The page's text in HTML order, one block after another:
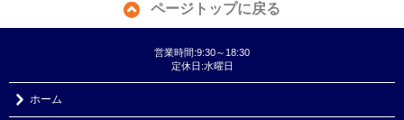
ページトップに戻る
営業時間:9:30～18:30
定休日:水曜日
ホーム